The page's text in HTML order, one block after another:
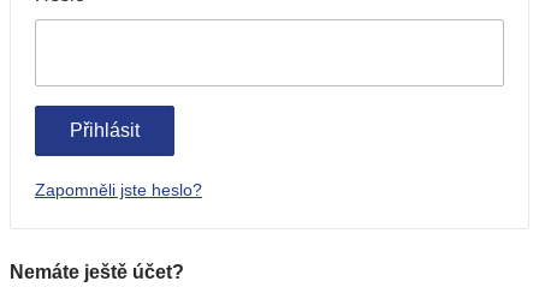
Přihlásit
Zapomněli jste heslo?
Nemáte ještě účet?